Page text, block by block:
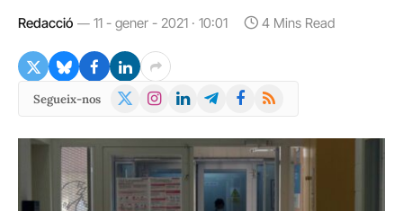
Redacció 11 - gener - 2021 · 10:01 4 Mins Read
Segueix-nos
X
Instagram
LinkedInTelegramFacebook
RSS